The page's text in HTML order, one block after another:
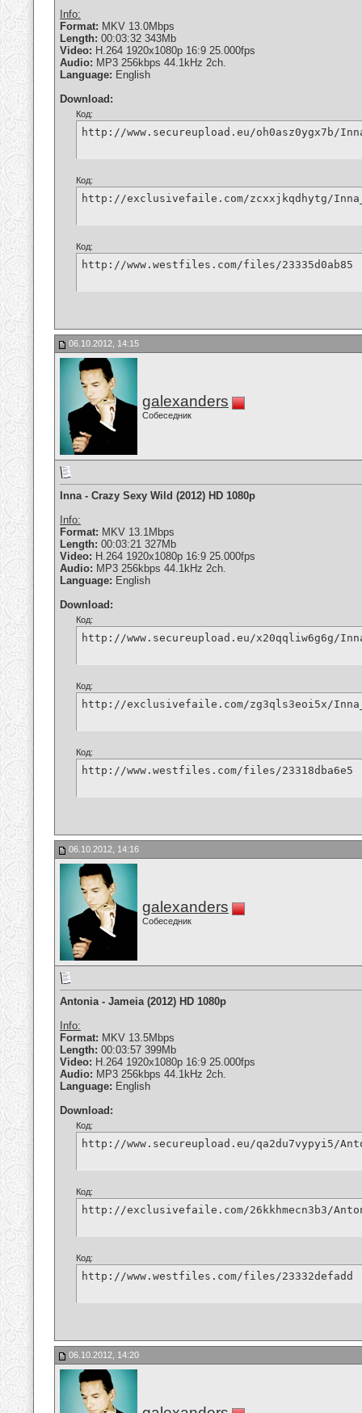
Info:
Format: MKV 13.0Mbps
Length: 00:03:32 343Mb
Video: H.264 1920x1080p 16:9 25.000fps
Audio: MP3 256kbps 44.1kHz 2ch.
Language: English
Download:
Код:
http://www.secureupload.eu/oh0asz0ygx7b/
Код:
http://exclusivefaile.com/zcxxjkqdhytg/
Код:
http://www.westfiles.com/files/23335d0ab85
06.10.2012, 14:15
galexanders
Собеседник
Inna - Crazy Sexy Wild (2012) HD 1080p
Info:
Format: MKV 13.1Mbps
Length: 00:03:21 327Mb
Video: H.264 1920x1080p 16:9 25.000fps
Audio: MP3 256kbps 44.1kHz 2ch.
Language: English
Download:
Код:
http://www.secureupload.eu/x20qqliw6g6g/
Код:
http://exclusivefaile.com/zg3qls3eoi5x/Inna_-
Код:
http://www.westfiles.com/files/23318dba6e5
06.10.2012, 14:16
galexanders
Собеседник
Antonia - Jameia (2012) HD 1080p
Info:
Format: MKV 13.5Mbps
Length: 00:03:57 399Mb
Video: H.264 1920x1080p 16:9 25.000fps
Audio: MP3 256kbps 44.1kHz 2ch.
Language: English
Download:
Код:
http://www.secureupload.eu/qa2du7vypyi5/
Код:
http://exclusivefaile.com/26kkhmecn3b3/
Код:
http://www.westfiles.com/files/23332defadd
06.10.2012, 14:20